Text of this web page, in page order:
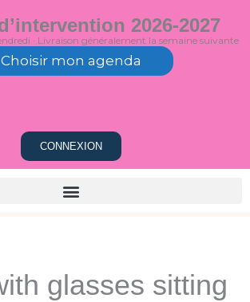
2026-2027
· Livraison généralement la semaine suivante
Choisir mon agenda
CONNEXION
glasses sitting